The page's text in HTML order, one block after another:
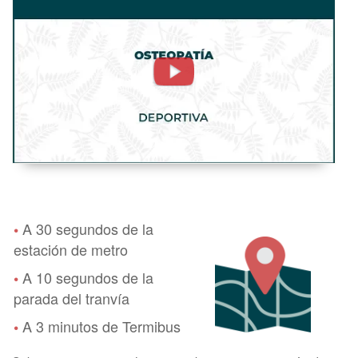
Deportiva
•A 30 segundos de la
estación de metro
•A 10 segundos de la
parada del tranvía
•A 3 minutos de Termibus